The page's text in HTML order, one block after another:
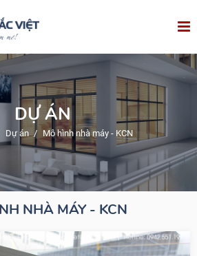
DỰ ÁN
Dự án / Mô hình nhà máy - KCN
NHÀ MÁY - KCN